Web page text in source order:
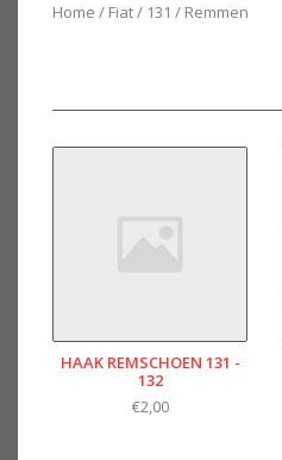
Home / Fiat/ 131 / Remmen
HAAK REMSCHOEN 131 -
132
€2,00